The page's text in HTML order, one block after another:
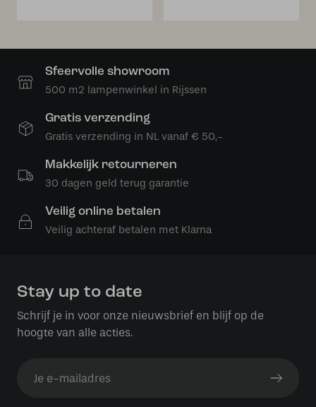
Sfeervolle showroom
500 m2 lampenwinkel in Rijssen
Gratis verzending
Gratis verzending in NL vanaf € 50,-
Makkelijk retourneren
30 dagen geld terug garantie
Veilig online betalen
Veilig achteraf betalen met Klarna
Stay up to date
Schrijf je in voor onze nieuwsbrief en blijf op de
hoogte van alle acties.